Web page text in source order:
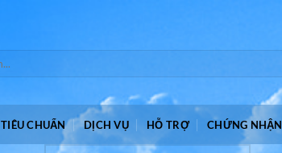
TIÊU CHUẨN DỊCH VỤ HỖ TRỢ CHỨNG NHẬN